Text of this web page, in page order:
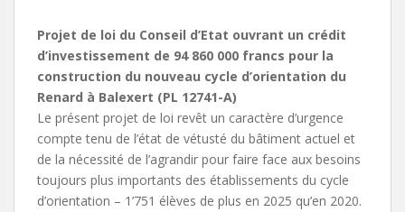
Projet de loi du Conseil d’Etat ouvrant un crédit
d’investissement de 94 860 000 francs pour la
construction du nouveau cycle d’orientation du
Renard à Balexert (PL 12741-A)
Le présent projet de loi revêt un caractère d’urgence
compte tenu de l’état de vétusté du bâtiment actuel et
de la nécessité de l’agrandir pour faire face aux besoins
toujours plus importants des établissements du cycle
d’orientation – 1’751 élèves de plus en 2025 qu’en 2020.